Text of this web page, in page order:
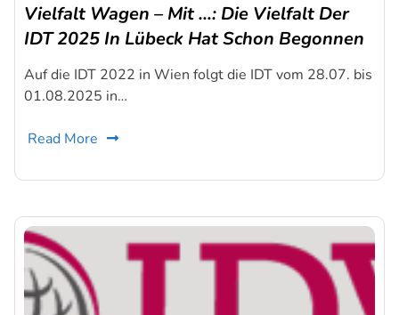
Vielfalt Wagen – Mit …: Die Vielfalt Der
IDT 2025 In Lübeck Hat Schon Begonnen
Auf die IDT 2022 in Wien folgt die IDT vom 28.07. bis
01.08.2025 in…
Read More